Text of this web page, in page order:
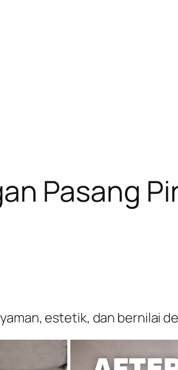
Pasang
estetik, dan bernilai